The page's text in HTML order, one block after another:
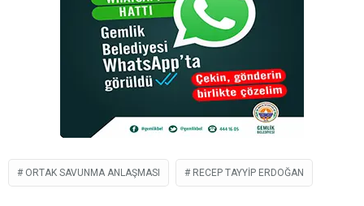
ORTAK SAVUNMA ANLAŞMASI RECEP TAYYIP ERDOĞAN